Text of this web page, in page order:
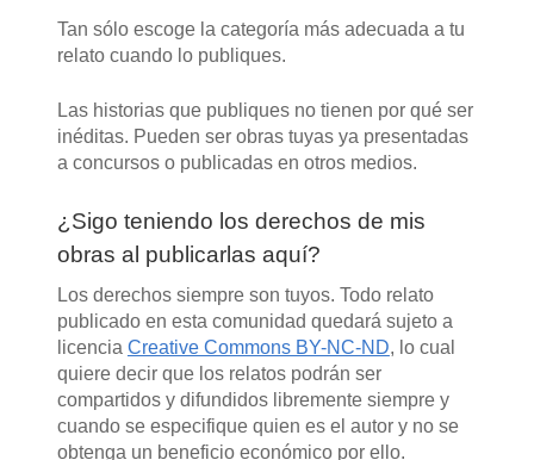
Tan sólo escoge la categoría más adecuada a tu
relato cuando lo publiques.
Las historias que publiques no tienen por qué ser
inéditas. Pueden ser obras tuyas ya presentadas
a concursos o publicadas en otros medios.
¿Sigo teniendo los derechos de mis
obras al publicarlas aquí?
Los derechos siempre son tuyos. Todo relato
publicado en esta comunidad quedará sujeto a
licencia Creative Commons BY-NC-ND, lo cual
quiere decir que los relatos podrán ser
compartidos y difundidos libremente siempre y
cuando se especifique quien es el autor y no se
obtenga un beneficio económico por ello.